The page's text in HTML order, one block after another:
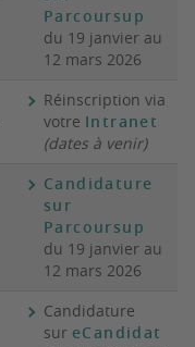
Parcoursup
du 19 janvier au
12 mars 2026
Réinscription via
votre Intranet
(dates à venir)
Candidature
sur
Parcoursup
du 19 janvier au
12 mars 2026
Candidature
sur eCandidat